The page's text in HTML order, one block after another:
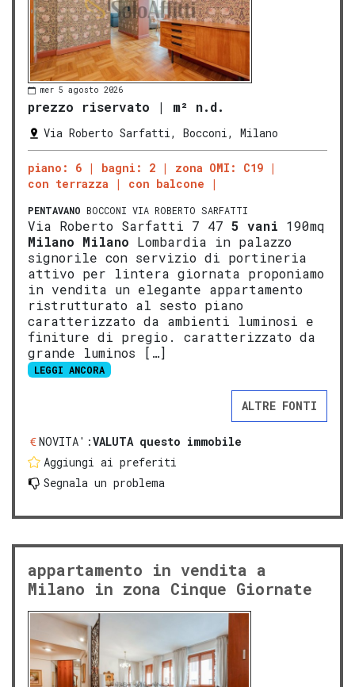
mer 5 agosto 2026
prezzo riservato | m² n.d.
Via Roberto Sarfatti, Bocconi, Milano
piano: 6 bagni: 2
zona OMI: C19
con terrazza
con balcone
PENTAVANO BOCCONI VIA ROBERTO SARFATTI
Via Roberto Sarfatti 7 47 5 vani 190mq
Milano Milano Lombardia in palazzo
signorile con servizio di portineria
attivo per lintera giornata proponiamo
in vendita un elegante appartamento
ristrutturato al sesto piano
caratterizzato da ambienti luminosi e
finiture di pregio. caratterizzato da
grande luminos […]
LEGGI ANCORA
ALTRE FONTI
NOVITA':VALUTA questo immobile
Aggiungi ai preferiti
Segnala un problema
appartamento in vendita a
Milano in zona Cinque Giornate